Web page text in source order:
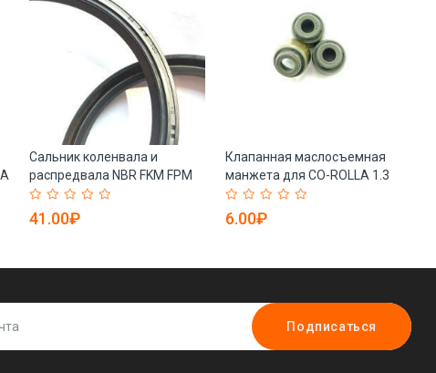
Сальник коленвала и
распредвала NBR FKM FPM
86*100*10 (арт. 25-
19085404)
41.00₽
Клапанная маслосъемная
манжета для CO-ROLLA 1.3
1N 2E 2E-E (арт. 25-
19085738)
6.00₽
Подписаться